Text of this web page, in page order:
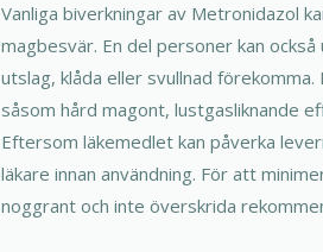
Vanliga biverkningar av Metronidazol
magbesvär. En del personer kan
utslag, klåda eller svullnad
såsom hård magont, lustgasliknande
Eftersom läkemedlet kan påverka
läkare innan användning. För att
noggrant och inte överskrida